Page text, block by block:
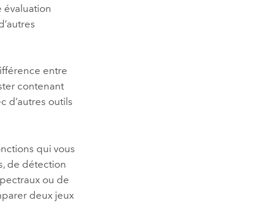
évaluation
entre
contenant
d’autres outils
qui vous
de détection
ou de
deux jeux